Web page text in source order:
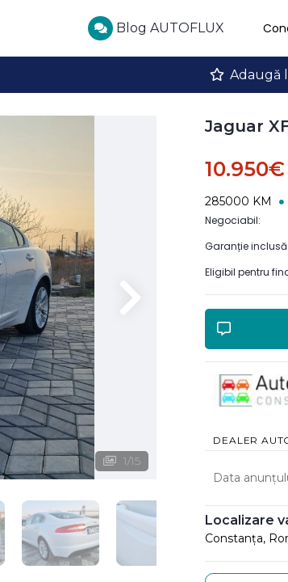
Blog AUTOFLUX
Adaugă
1/15
Jaguar
10.950€
285000 KM
Negociabil:
Garanție inclusă:
Eligibil pentru
DEALER
Data
Localizare
Constanța,